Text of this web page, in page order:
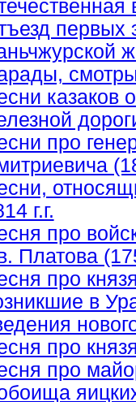
первых
казаков
про
г.г.
про
Платова
про
в
про
про